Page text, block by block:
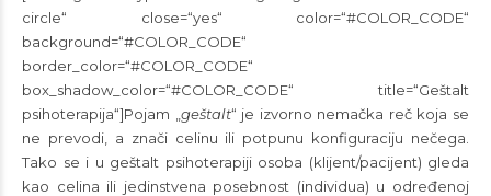
circle“ close=“yes“ color=“#COLOR_CODE“
background=“#COLOR_CODE“
border_color=“#COLOR_CODE“
box_shadow_color=“#COLOR_CODE“ title=“Geštalt
psihoterapija“]Pojam „ geštalt“ je izvorno nemačka reč koja se
ne prevodi, a znači celinu ili potpunu konfiguraciju nečega.
Tako se i u geštalt psihoterapiji osoba (klijent/pacijent) gleda
kao celina ili jedinstvena posebnost (individua) u određenoj